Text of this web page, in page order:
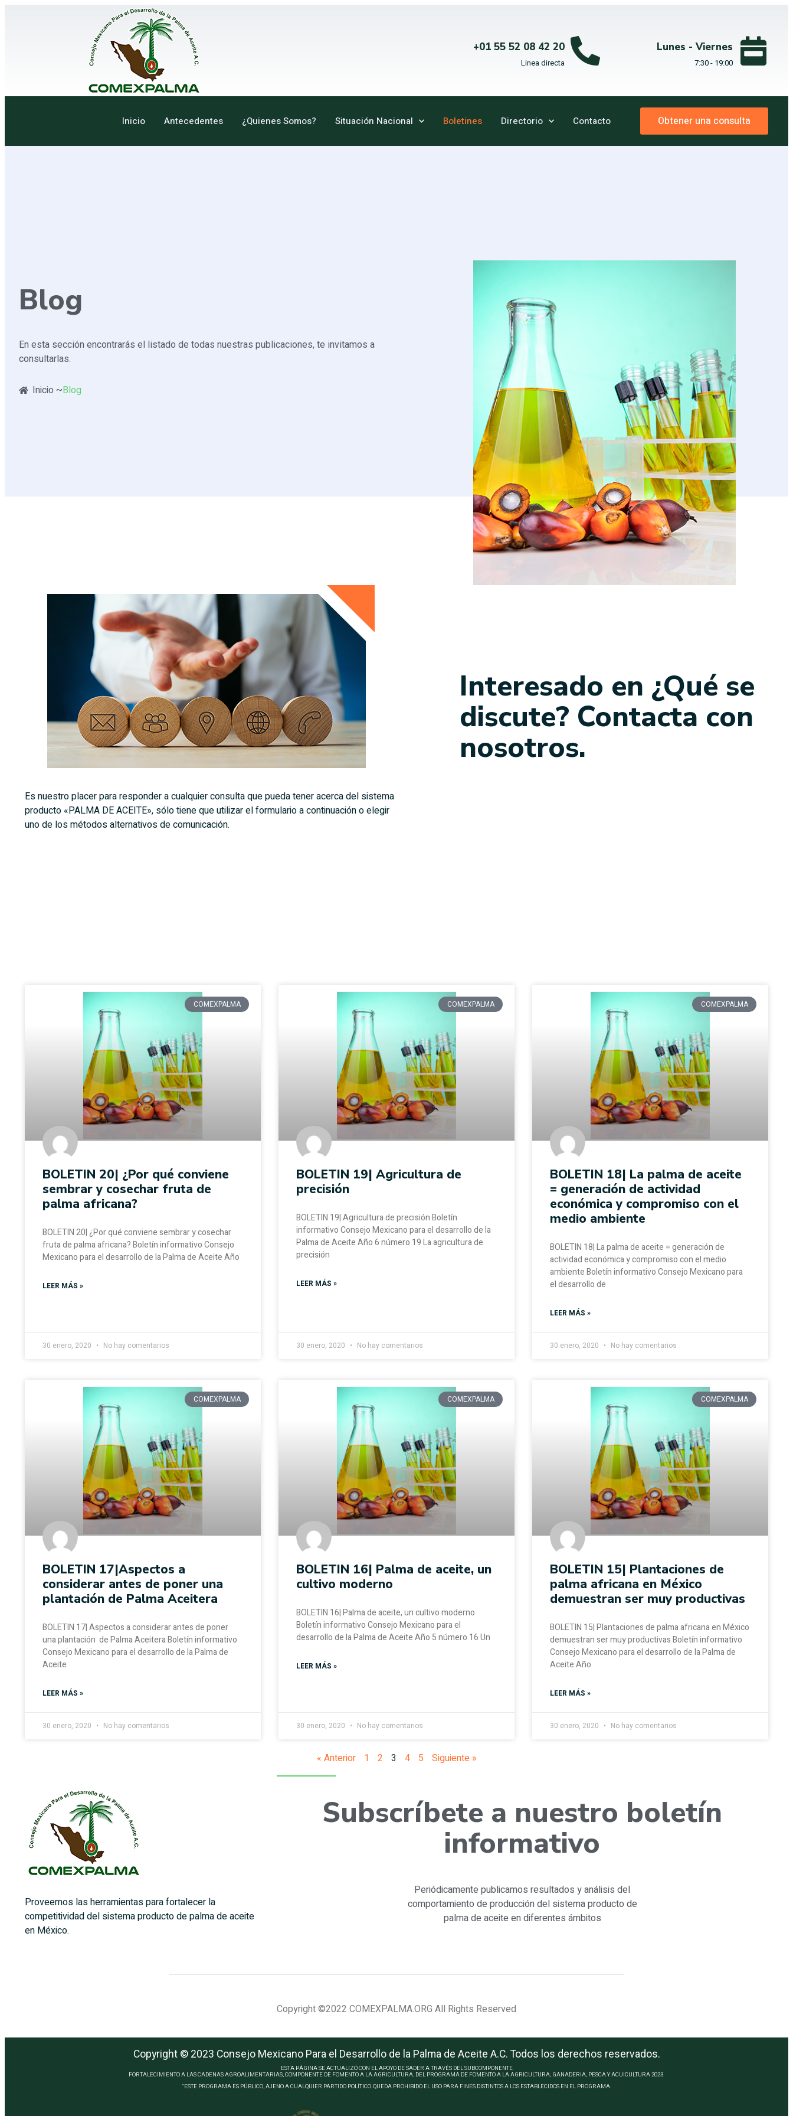
+01 55 52 08 42 20
Linea directa
Lunes - Viernes
7:30 - 19:00
Inicio Antecedentes ¿Quienes Somos? Situación Nacional Boletines Directorio Contacto Obtener una consulta
Blog
En esta sección encontrarás el listado de todas nuestras publicaciones, te invitamos a
consultarlas.
Inicio ~Blog
Es nuestro placer para responder a cualquier consulta que pueda tener acerca del sistema
producto «PALMA DE ACEITE», sólo tiene que utilizar el formulario a continuación o elegir
uno de los métodos alternativos de comunicación.
Interesado en ¿Qué se
discute? Contacta con
nosotros.
COMEXPALMA
BOLETIN 20| ¿Por qué conviene
sembrar y cosechar fruta de
palma africana?
BOLETIN 20| ¿Por qué conviene sembrar y cosechar
fruta de palma africana? Boletín informativo Consejo
Mexicano para el desarrollo de la Palma de Aceite Año
LEER MÁS »
30 enero, 2020 No hay comentarios
COMEXPALMA
BOLETIN 19| Agricultura de
precisión
BOLETIN 19| Agricultura de precisión Boletín
informativo Consejo Mexicano para el desarrollo de la
Palma de Aceite Año 6 número 19 La agricultura de
precisión
LEER MÁS »
30 enero, 2020 No hay comentarios
COMEXPALMA
BOLETIN 18| La palma de aceite
= generación de actividad
económica y compromiso con el
medio ambiente
BOLETIN 18| La palma de aceite = generación de
actividad económica y compromiso con el medio
ambiente Boletín informativo Consejo Mexicano para
el desarrollo de
LEER MÁS »
30 enero, 2020 No hay comentarios
COMEXPALMA
BOLETIN 17|Aspectos a
considerar antes de poner una
plantación de Palma Aceitera
BOLETIN 17| Aspectos a considerar antes de poner
una plantación de Palma Aceitera Boletín informativo
Consejo Mexicano para el desarrollo de la Palma de
Aceite
LEER MÁS »
30 enero, 2020 No hay comentarios
COMEXPALMA
BOLETIN 16| Palma de aceite, un
cultivo moderno
BOLETIN 16| Palma de aceite, un cultivo moderno
Boletín informativo Consejo Mexicano para el
desarrollo de la Palma de Aceite Año 5 número 16 Un
LEER MÁS »
30 enero, 2020 No hay comentarios
COMEXPALMA
BOLETIN 15| Plantaciones de
palma africana en México
demuestran ser muy productivas
BOLETIN 15| Plantaciones de palma africana en México
demuestran ser muy productivas Boletín informativo
Consejo Mexicano para el desarrollo de la Palma de
Aceite Año
LEER MÁS »
30 enero, 2020 No hay comentarios
« Anterior 1 2 3 4 5 Siguiente »
Proveemos las herramientas para fortalecer la
competitividad del sistema producto de palma de aceite
en México.
Subscríbete a nuestro boletín
informativo
Periódicamente publicamos resultados y análisis del
comportamiento de producción del sistema producto de
palma de aceite en diferentes ámbitos
Copyright ©2022 COMEXPALMA.ORG All Rights Reserved
Copyright © 2023 Consejo Mexicano Para el Desarrollo de la Palma de Aceite A.C. Todos los derechos reservados.
ESTA PÁGINA SE ACTUALIZÓ CON EL APOYO DE SADER A TRAVÉS DEL SUBCOMPONENTE
FORTALECIMIENTO A LAS CADENAS AGROALIMENTARIAS, COMPONENTE DE FOMENTO A LA AGRICULTURA, DEL PROGRAMA DE FOMENTO A LA AGRICULTURA, GANADERIA, PESCA Y ACUICULTURA 2023.
“ESTE PROGRAMA ES PÚBLICO, AJENO A CUALQUIER PARTIDO POLÍTICO. QUEDA PROHIBIDO EL USO PARA FINES DISTINTOS A LOS ESTABLECIDOS EN EL PROGRAMA.